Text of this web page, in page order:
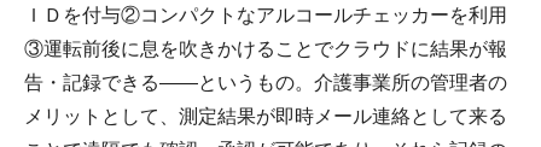
ＩＤを付与②コンパクトなアルコールチェッカーを利用
③運転前後に息を吹きかけることでクラウドに結果が報
告・記録できる――というもの。介護事業所の管理者の
メリットとして、測定結果が即時メール連絡として来る